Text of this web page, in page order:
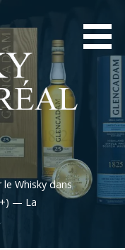
Whisky dans
— La